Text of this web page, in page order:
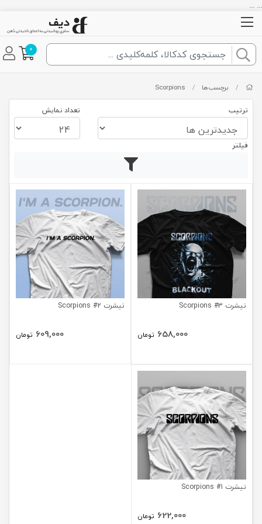
... ...
0
/ برچسب‌ها /
Scorpions
ترتیب تعداد نمایش
فیلتر
تیشرت Scorpions #3
658,000 تومان
تیشرت Scorpions #2
609,000 تومان
تیشرت Scorpions #1
622,000 تومان